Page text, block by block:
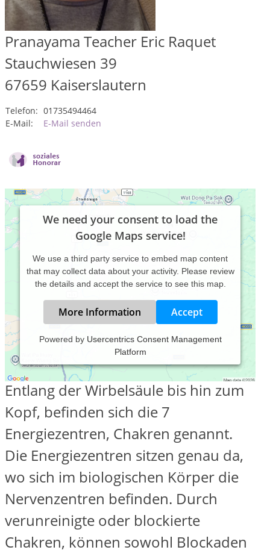
Pranayama Teacher Eric Raquet
Stauchwiesen 39
67659 Kaiserslautern
Telefon: 01735494464
E-Mail:
E-Mail senden
We need your consent to load the
Google Maps service!
We use a third party service to embed map content
that may collect data about your activity. Please review
the details and accept the service to see this map.
More Information Accept
Powered by Usercentrics Consent Management
Platform
Chakra und Prana healing:
Entlang der Wirbelsäule bis hin zum
Kopf, befinden sich die 7
Energiezentren, Chakren genannt.
Die Energiezentren sitzen genau da,
wo sich im biologischen Körper die
Nervenzentren befinden. Durch
verunreinigte oder blockierte
Chakren, können sowohl Blockaden